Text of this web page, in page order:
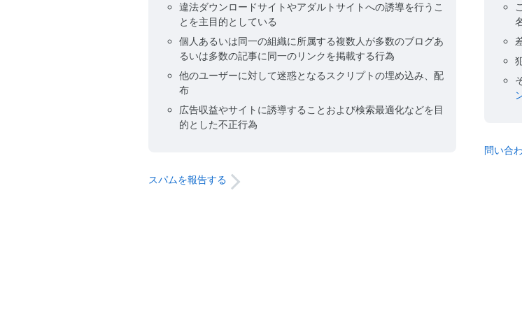
違法ダウンロードサイトやアダルトサイトへの誘導を行うこ
とを主目的としている
個人あるいは同一の組織に所属する複数人が多数のブログあ
るいは多数の記事に同一のリンクを掲載する行為
他のユーザーに対して迷惑となるスクリプトの埋め込み、配
布
広告収益やサイトに誘導することおよび検索最適化などを目
的とした不正行為
スパムを報告する
問い合